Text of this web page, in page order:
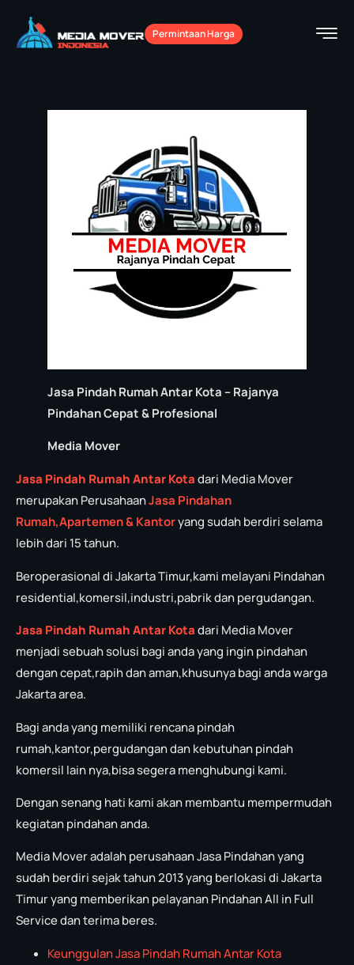
Permintaan Harga
Jasa Pindah Rumah Antar Kota – Rajanya
Pindahan Cepat & Profesional
Media Mover
Jasa Pindah Rumah Antar Kotadari Media Mover
merupakan PerusahaanJasa Pindahan
Rumah,Apartemen & Kantoryang sudah berdiri selama
lebih dari 15 tahun.
Beroperasional di Jakarta Timur,kami melayani Pindahan
residential,komersil,industri,pabrik dan pergudangan.
Jasa Pindah Rumah Antar Kotadari Media Mover
menjadi sebuah solusi bagi anda yang ingin pindahan
dengan cepat,rapih dan aman,khusunya bagi anda warga
Jakarta area.
Bagi anda yang memiliki rencana pindah
rumah,kantor,pergudangan dan kebutuhan pindah
komersil lain nya,bisa segera menghubungi kami.
Dengan senang hati kami akan membantu mempermudah
kegiatan pindahan anda.
Media Mover adalah perusahaan Jasa Pindahan yang
sudah berdiri sejak tahun 2013 yang berlokasi di Jakarta
Timur yang memberikan pelayanan Pindahan All in Full
Service dan terima beres.
Keunggulan Jasa Pindah Rumah Antar Kota